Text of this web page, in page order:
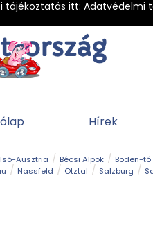
tájékoztatás itt: Adatvédelmi
Hírek
Ausztria Bécsi Alpok Boden-tó
Nassfeld Ötztal Salzburg